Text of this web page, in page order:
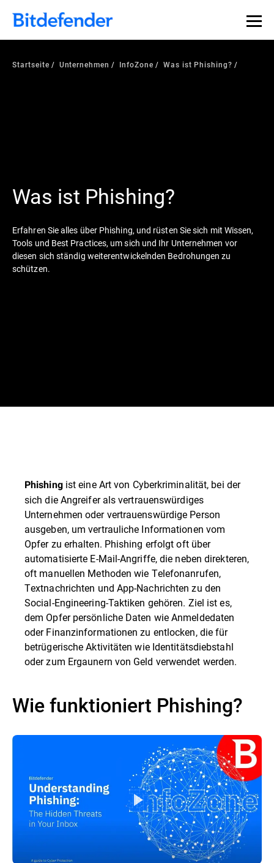
Startseite Unternehmen InfoZone Was ist Phishing?
Was ist Phishing?
Erfahren Sie alles über Phishing, und rüsten Sie sich mit Wissen,
Tools und Best Practices, um sich und Ihr Unternehmen vor
diesen sich ständig weiterentwickelnden Bedrohungen zu
schützen.
Phishingist eine Art von Cyberkriminalität, bei der
sich die Angreifer als vertrauenswürdiges
Unternehmen oder vertrauenswürdige Person
ausgeben, um vertrauliche Informationen vom
Opfer zu erhalten. Phishing erfolgt oft über
automatisierte E-Mail-Angriffe, die neben direkteren,
oft manuellen Methoden wie Telefonanrufen,
Textnachrichten und App-Nachrichten zu den
Social-Engineering-Taktiken gehören. Ziel ist es,
dem Opfer persönliche Daten wie Anmeldedaten
oder Finanzinformationen zu entlocken, die für
betrügerische Aktivitäten wie Identitätsdiebstahl
oder zum Ergaunern von Geld verwendet werden.
Wie funktioniert Phishing?